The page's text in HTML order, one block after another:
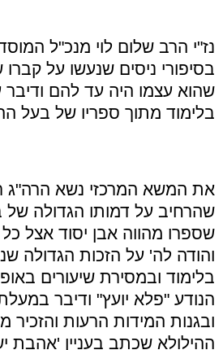
נז"י הרב שלום לוי מנכ"ל
בסיפורי ניסים שנעשו על
שהוא עצמו היה עד להם
בלימוד מתוך ספריו של בעל
את המשא המרכזי נשא הרה"ג
שהרחיב על דמותו הגדולה של
שספרו מהווה אבן יסוד אצל
והודה לה' על הזכות הגדולה
בלימוד ובמסירת שיעורים
הנודע "פלא יועץ" ודיבר
ובגנות המידות הרעות והזכיר
ההילולא שכתב בעניין 'אהבת